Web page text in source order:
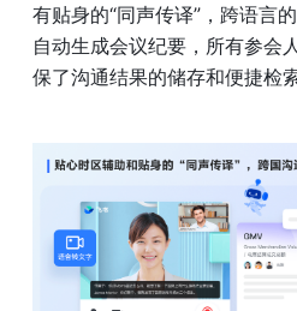
有贴身的“同声传译”，跨语言
自动生成会议纪要，所有参会
保了沟通结果的储存和便捷检索